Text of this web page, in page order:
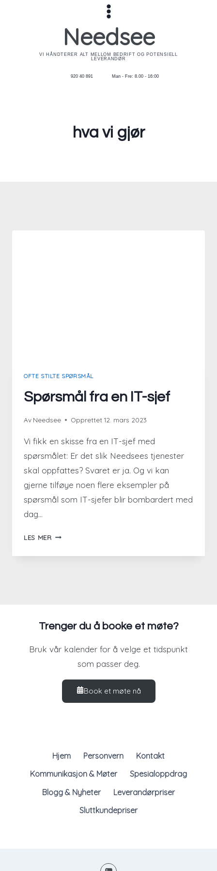
Needsee
VI HÅNDTERER ALT MELLOM BEDRIFT OG POTENSIELL
LEVERANDØR
920 40 891 Man - Fre: 8.00 - 16:00
hva vi gjør
OFTE STILTE SPØRSMÅL
Spørsmål fra en IT-sjef
Av Needsee Opprettet 12. mars 2023
Vi fikk en skisse fra en IT-sjef med
spørsmålet: Er det slik Needsees tjenester
skal oppfattes? Svaret er ja. Og vi kan
gjerne tilføye noen flere eksempler på
spørsmål som IT-sjefer blir bombardert med
dag…
LES MERSPØRSMÅL
EN
Trenger du å booke et møte?
Bruk vår kalender for å velge et tidspunkt
som passer deg.
Book et møte nå
Hjem Personvern
Kontakt
Kommunikasjon & Møter
Spesialoppdrag
Blogg & Nyheter
Leverandørpriser
Sluttkundepriser